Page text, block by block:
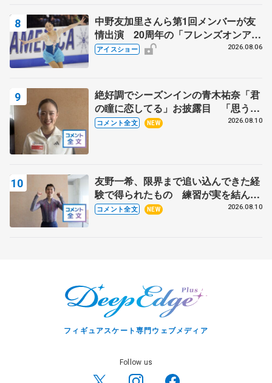
中野友加里さんら第1回メンバーが友
情出演 20周年の「フレンズオンアイ
ス」 宮本賢二さん、有川梨絵さん、
アイスショー 2026.08.06
絶好調でシーズンインの青木祐奈「君
の瞳に恋してる」お披露目 「思う人
を狙う…キャッチするような」【サマ
コメント全文 NEW 2026.08.10
友野一希、限界まで追い込んできた経
験で得られたもの 練習が実を結んだ
アジアントロフィー 【サマーカップ
コメント全文 NEW 2026.08.10
フィギュアスケート専門ウェブメディア
Follow us